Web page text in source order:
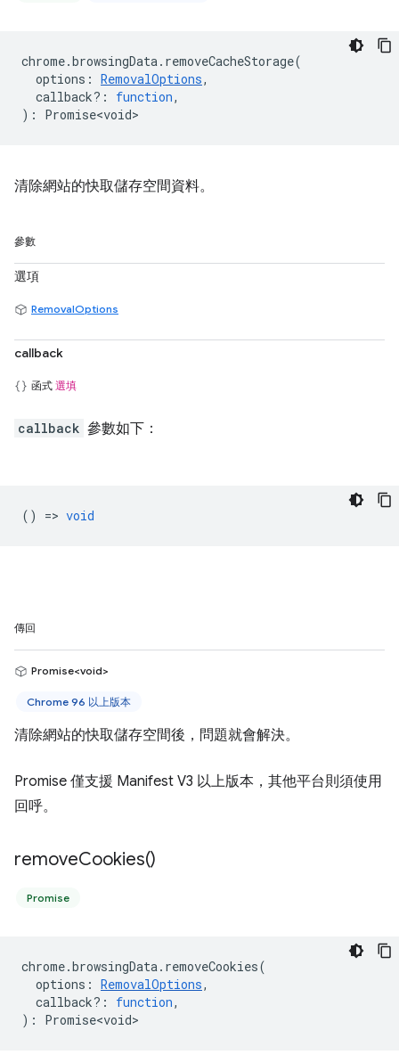
chrome.browsingData. removeCacheStorage(
options : RemovalOptions,
callback? : function,
) : Promise<void>
清除網站的快取儲存空間資料。
參數
選項
RemovalOptions
callback
函式 選填
callback 參數如下：
() => void
傳回
Promise<void>
Chrome 96 以上版本
清除網站的快取儲存空間後，問題就會解決。
Promise 僅支援 Manifest V3 以上版本，其他平台則須使用
回呼。
removeCookies()
Promise
chrome.browsingData. removeCookies(
options : RemovalOptions,
callback? : function,
) : Promise<void>